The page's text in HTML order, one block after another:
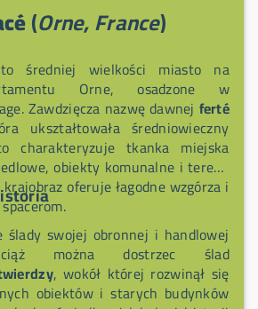
i więcej; letnie kąpiele są
Muzeum Zabawek, kościół
z przewodnikiem, wieże
m) i skorzystaj z cotygodniowych
Ferté‑Macé czwartek, Couterne
sobota).
(Orne, France)
średniej wielkości miasto na
Orne, osadzone w
Zawdzięcza nazwę dawnej ferté
ukształtowała średniowieczny
charakteryzuje tkanka miejska
obiekty komunalne i tereny
oferuje łagodne wzgórza i
ślady swojej obronnej i handlowej
można dostrzec ślad
, wokół której rozwinął się
obiektów i starych budynków